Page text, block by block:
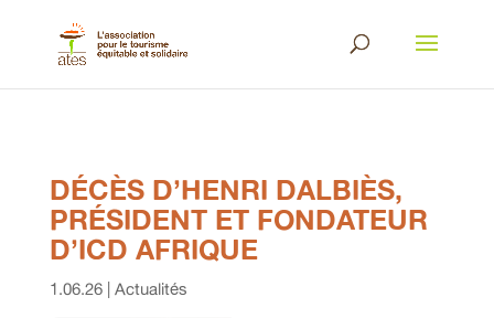
DÉCÈS D’HENRI DALBIÈS,
PRÉSIDENT ET FONDATEUR
D’ICD AFRIQUE
1.06.26| Actualités